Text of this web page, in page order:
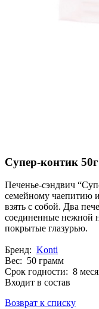
Супер-контик
Печенье-сэндвич
семейному чаепитию
взять с собой. Два
соединенные нежной
покрытые глазурью.
Бренд: Konti
Вес: 50 грамм
Срок годности: 8
Входит в состав
Возврат к списку